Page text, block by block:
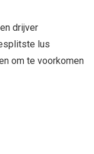
drijver
lus
om te voorkomen